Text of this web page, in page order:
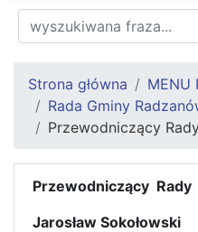
Strona główna
MENU
Rada Gminy
Przewodniczący
Przewodniczący
Jarosław Sokołowski